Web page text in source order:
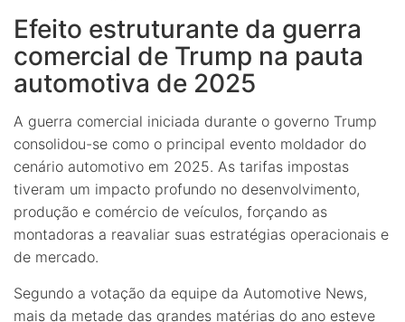
Efeito estruturante da guerra
comercial de Trump na pauta
automotiva de 2025
A guerra comercial iniciada durante o governo Trump
consolidou-se como o principal evento moldador do
cenário automotivo em 2025. As tarifas impostas
tiveram um impacto profundo no desenvolvimento,
produção e comércio de veículos, forçando as
montadoras a reavaliar suas estratégias operacionais e
de mercado.
Segundo a votação da equipe da Automotive News,
mais da metade das grandes matérias do ano esteve